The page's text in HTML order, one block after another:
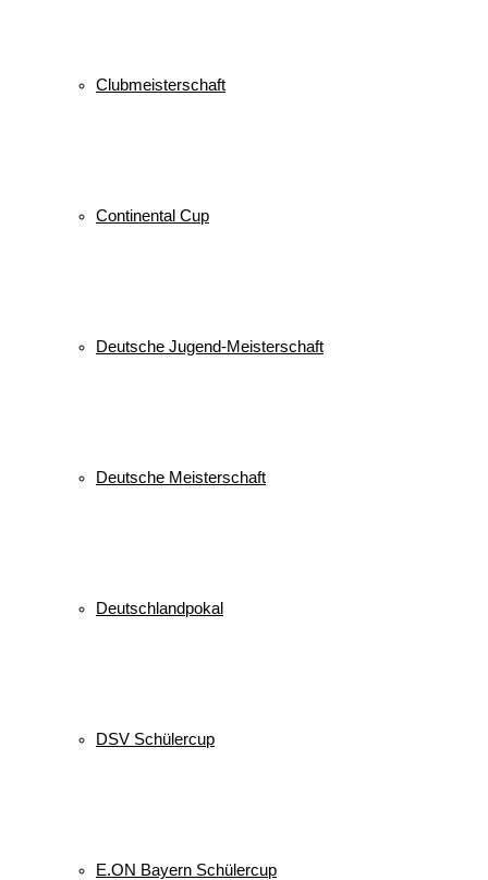
Clubmeisterschaft
Continental Cup
Deutsche Jugend-Meisterschaft
Deutsche Meisterschaft
Deutschlandpokal
DSV Schülercup
E.ON Bayern Schülercup